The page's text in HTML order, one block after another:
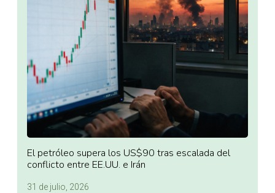
El petróleo supera los US$90 tras escalada del
conflicto entre EE.UU. e Irán
31 de julio, 2026